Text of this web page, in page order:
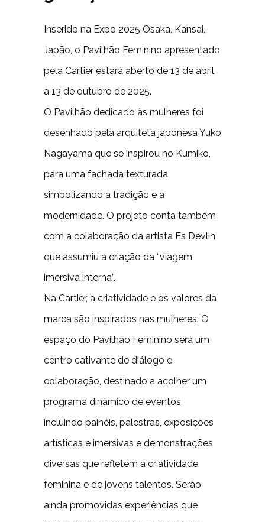
Inserido na Expo 2025 Osaka, Kansai,
Japão, o Pavilhão Feminino apresentado
pela Cartier estará aberto de 13 de abril
a 13 de outubro de 2025.
O Pavilhão dedicado às mulheres foi
desenhado pela arquiteta japonesa Yuko
Nagayama que se inspirou no Kumiko,
para uma fachada texturada
simbolizando a tradição e a
modernidade. O projeto conta também
com a colaboração da artista Es Devlin
que assumiu a criação da “viagem
imersiva interna”.
Na Cartier, a criatividade e os valores da
marca são inspirados nas mulheres. O
espaço do Pavilhão Feminino será um
centro cativante de diálogo e
colaboração, destinado a acolher um
programa dinâmico de eventos,
incluindo painéis, palestras, exposições
artísticas e imersivas e demonstrações
diversas que refletem a criatividade
feminina e de jovens talentos. Serão
ainda promovidas experiências que